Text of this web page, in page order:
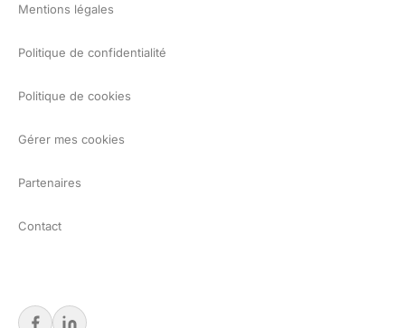
Mentions légales
Politique de confidentialité
Politique de cookies
Gérer mes cookies
Partenaires
Contact